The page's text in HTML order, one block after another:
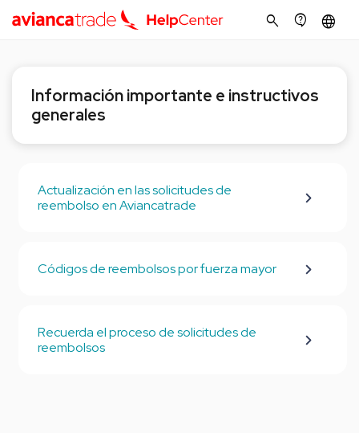
search contact_support language
Información importante e instructivos
generales
Actualización en las solicitudes de
reembolso en Aviancatrade
Códigos de reembolsos por fuerza mayor
Recuerda el proceso de solicitudes de
reembolsos